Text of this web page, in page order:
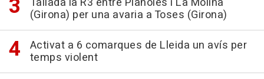
(Girona) per una avaria a Toses (Girona)
Activat a 6 comarques de Lleida un avís per
temps violent